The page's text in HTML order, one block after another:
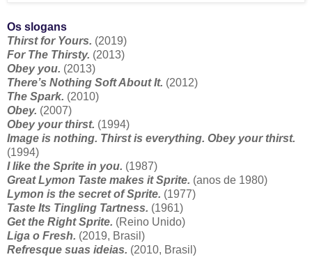
Os slogans
Thirst for Yours. (2019)
For The Thirsty. (2013)
Obey you. (2013)
There’s Nothing Soft About It. (2012)
The Spark. (2010)
Obey. (2007)
Obey your thirst. (1994)
Image is nothing. Thirst is everything. Obey your thirst.
(1994)
I like the Sprite in you. (1987)
Great Lymon Taste makes it Sprite. (anos de 1980)
Lymon is the secret of Sprite. (1977)
Taste Its Tingling Tartness. (1961)
Get the Right Sprite. (Reino Unido)
Liga o Fresh. (2019, Brasil)
Refresque suas ideias. (2010, Brasil)